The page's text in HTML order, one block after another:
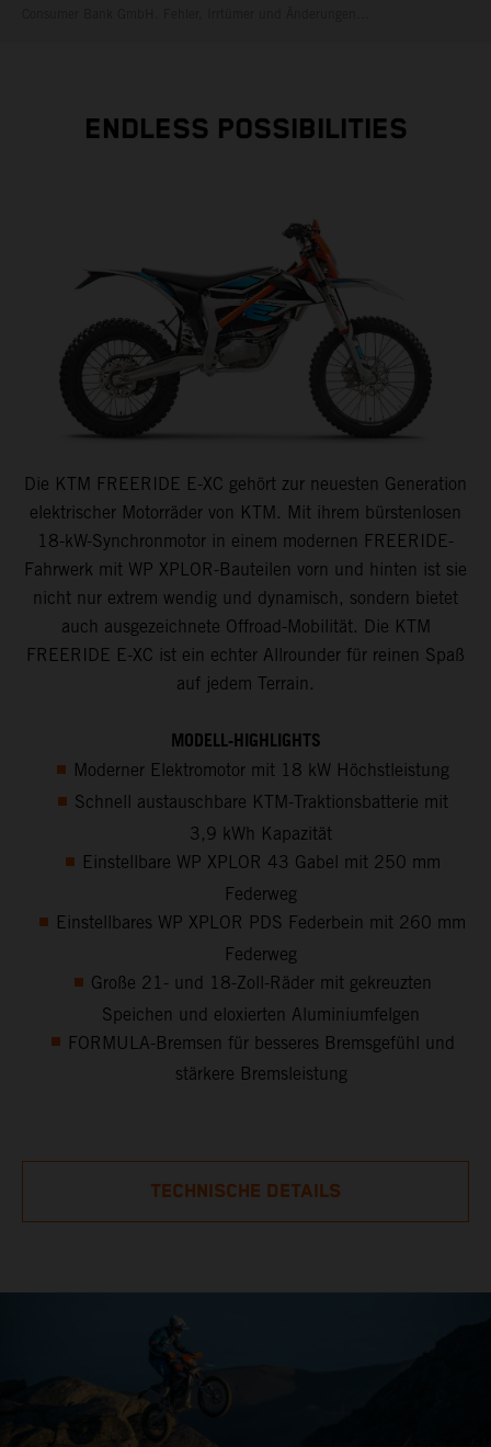
ENDLESS POSSIBILITIES
Die KTM FREERIDE E-XC gehört zur neuesten Generation
elektrischer Motorräder von KTM. Mit ihrem bürstenlosen
18-kW-Synchronmotor in einem modernen FREERIDE-
Fahrwerk mit WP XPLOR-Bauteilen vorn und hinten ist sie
nicht nur extrem wendig und dynamisch, sondern bietet
auch ausgezeichnete Offroad-Mobilität. Die KTM
FREERIDE E-XC ist ein echter Allrounder für reinen Spaß
auf jedem Terrain.
MODELL-HIGHLIGHTS
Moderner Elektromotor mit 18 kW Höchstleistung
Schnell austauschbare KTM-Traktionsbatterie mit
3,9 kWh Kapazität
Einstellbare WP XPLOR 43 Gabel mit 250 mm
Federweg
Einstellbares WP XPLOR PDS Federbein mit 260 mm
Federweg
Große 21- und 18-Zoll-Räder mit gekreuzten
Speichen und eloxierten Aluminiumfelgen
FORMULA-Bremsen für besseres Bremsgefühl und
stärkere Bremsleistung
TECHNISCHE DETAILS